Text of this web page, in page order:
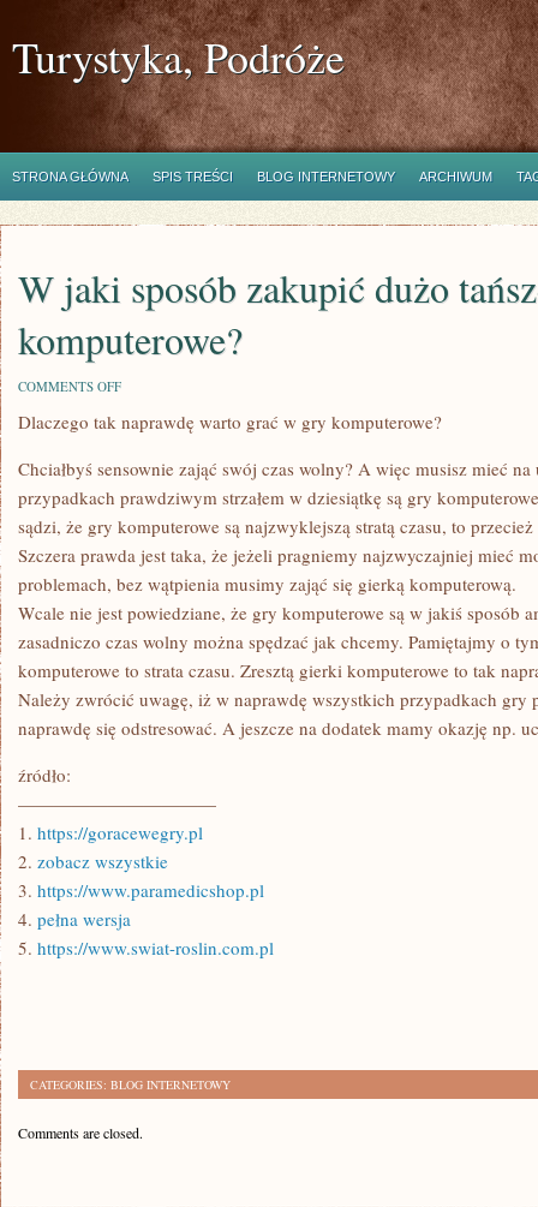
Turystyka, Podróże
STRONA GŁÓWNA SPIS TREŚCI BLOG INTERNETOWY ARCHIWUM
W jaki sposób zakupić dużo
komputerowe?
COMMENTS OFFON
JAKI
DUŻO
TAŃSZE
GRY
KOMPUTEROWE?
Dlaczego tak naprawdę warto grać w gry komputerowe?
Chciałbyś sensownie zająć swój czas wolny? A więc musisz mieć
przypadkach prawdziwym strzałem w dziesiątkę są gry
sądzi, że gry komputerowe są najzwyklejszą stratą czasu, to
Szczera prawda jest taka, że jeżeli pragniemy najzwyczajniej mieć
problemach, bez wątpienia musimy zająć się gierką komputerową.
Wcale nie jest powiedziane, że gry komputerowe są w jakiś sposób
zasadniczo czas wolny można spędzać jak chcemy. Pamiętajmy o
komputerowe to strata czasu. Zresztą gierki komputerowe to tak
Należy zwrócić uwagę, iż w naprawdę wszystkich przypadkach gry
naprawdę się odstresować. A jeszcze na dodatek mamy okazję np.
źródło:
———————————
1. https://goracewegry.pl
2. zobacz wszystkie
3. https://www.paramedicshop.pl
4. pełna wersja
5. https://www.swiat-roslin.com.pl
CATEGORIES: BLOG INTERNETOWY
Comments are closed.